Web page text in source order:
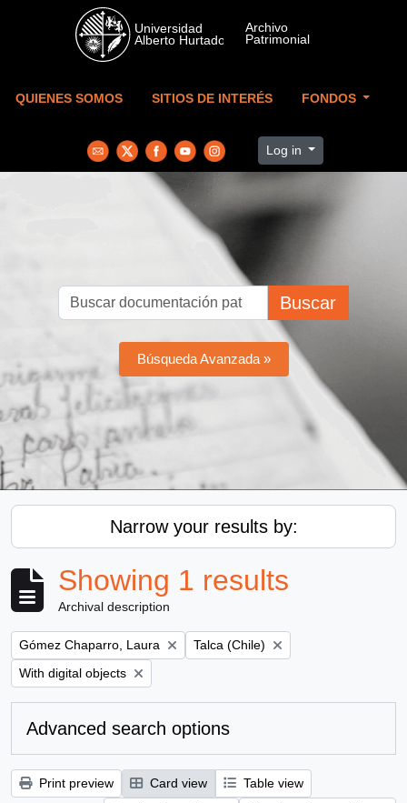
Skip to main content
QUIENES SOMOS SITIOS DE INTERÉS FONDOS
Log in
Buscar
Búsqueda Avanzada »
Narrow your results by:
Showing 1 results
Archival description
Remove filter:
Gómez Chaparro, Laura Remove filter:
Talca (Chile)
Remove filter:
With digital objects
Advanced search options
Print preview Card view
Table view